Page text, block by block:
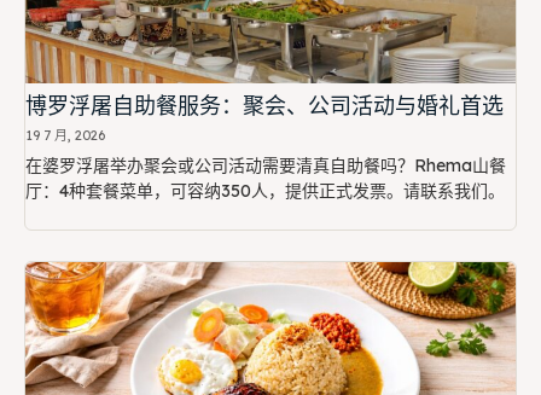
博罗浮屠自助餐服务：聚会、公司活动与婚礼首选
19 7 月, 2026
在婆罗浮屠举办聚会或公司活动需要清真自助餐吗？Rhema山餐
厅：4种套餐菜单，可容纳350人，提供正式发票。请联系我们。